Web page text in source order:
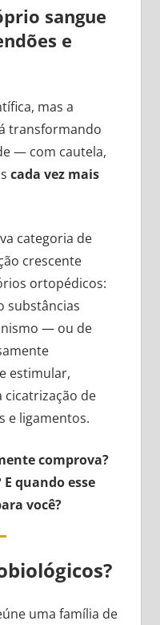
sangue
e
mas a
transformando
— com cautela,
cada vez mais
categoria de
crescente
ortopédicos:
substâncias
— ou de
estimular,
de
e ligamentos.
comprova?
quando esse
você?
uma família de